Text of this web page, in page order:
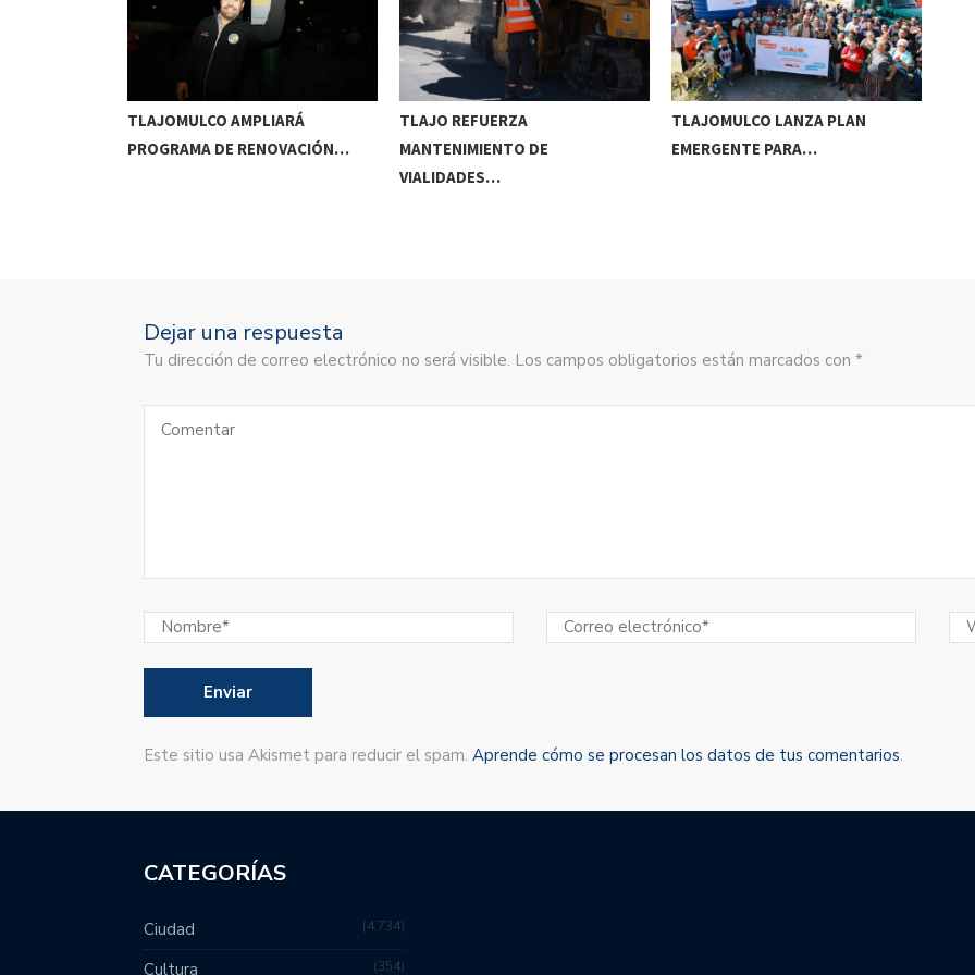
TLAJOMULCO AMPLIARÁ
PROGRAMA DE RENOVACIÓN…
TLAJO REFUERZA
MANTENIMIENTO DE
VIALIDADES…
TLAJOMULCO LANZA PLAN
EMERGENTE PARA…
Dejar una respuesta
Tu dirección de correo electrónico no será visible. Los campos obligatorios están marcados con *
Este sitio usa Akismet para reducir el spam. Aprende cómo se procesan los datos de tus comentarios.
CATEGORÍAS
Ciudad 4,734
Cultura 354